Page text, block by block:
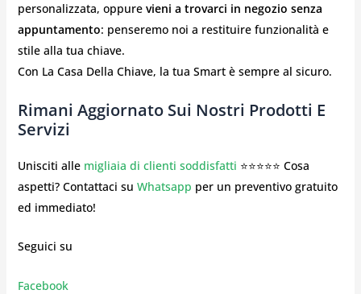
personalizzata, oppure vieni a trovarci in negozio senza
appuntamento: penseremo noi a restituire funzionalità e
stile alla tua chiave.
Con La Casa Della Chiave, la tua Smart è sempre al sicuro.
Rimani Aggiornato Sui Nostri Prodotti E
Servizi
Unisciti alle migliaia di clienti soddisfatti ⭐⭐⭐⭐⭐ Cosa
aspetti? Contattaci su Whatsapp per un preventivo gratuito
ed immediato!
Seguici su
Facebook